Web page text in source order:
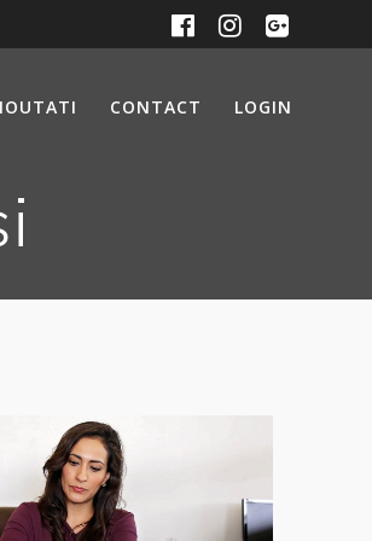
CONTACT LOGIN